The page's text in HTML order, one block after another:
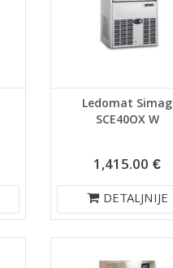
Ledomat Simag
SCE40OX W
1,415.00 €
DETALJNIJE